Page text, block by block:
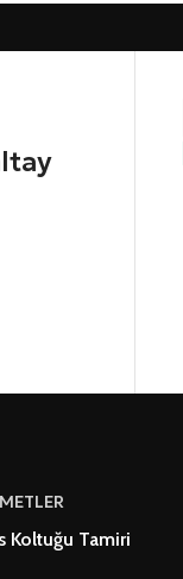
Koltuğu Tamiri